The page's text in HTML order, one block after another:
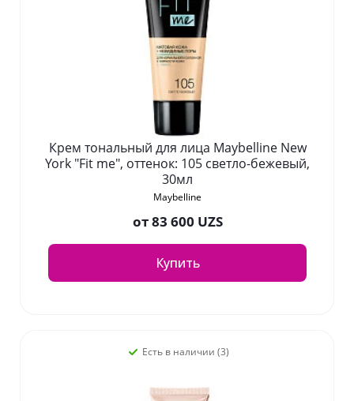
Крем тональный для лица Maybelline New
York "Fit me", оттенок: 105 светло-бежевый,
30мл
Maybelline
от83 600 UZS
Купить
Есть в наличии (3)